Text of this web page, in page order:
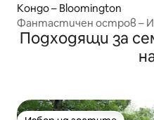
Кондо – Bloomington
Фантастичен остров –
Монро
Подходящи за